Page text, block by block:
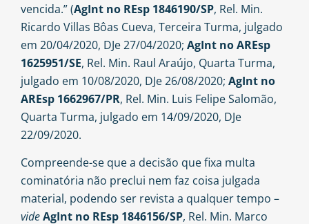
vencida.” (AgInt no REsp 1846190/SP, Rel. Min.
Ricardo Villas Bôas Cueva, Terceira Turma, julgado
em 20/04/2020, DJe 27/04/2020; AgInt no AREsp
1625951/SE, Rel. Min. Raul Araújo, Quarta Turma,
julgado em 10/08/2020, DJe 26/08/2020; AgInt no
AREsp 1662967/PR, Rel. Min. Luis Felipe Salomão,
Quarta Turma, julgado em 14/09/2020, DJe
22/09/2020.
Compreende-se que a decisão que fixa multa
cominatória não preclui nem faz coisa julgada
material, podendo ser revista a qualquer tempo –
videAgInt no REsp 1846156/SP, Rel. Min. Marco